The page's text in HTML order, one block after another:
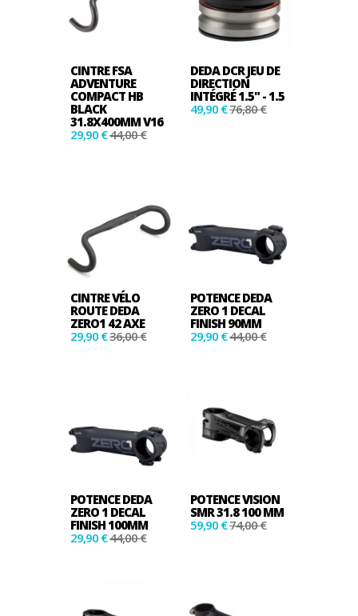
CINTRE FSA
ADVENTURE
COMPACT HB
BLACK
31.8X400MM V16
29,90 €44,00 €
DEDA DCR JEU DE
DIRECTION
INTÉGRÉ 1.5" - 1.5
49,90 €76,80 €
CINTRE VÉLO
ROUTE DEDA
ZERO1 42 AXE
29,90 €36,00 €
POTENCE DEDA
ZERO 1 DECAL
FINISH 90MM
29,90 €44,00 €
POTENCE DEDA
ZERO 1 DECAL
FINISH 100MM
29,90 €44,00 €
POTENCE VISION
SMR 31.8 100 MM
59,90 €74,00 €